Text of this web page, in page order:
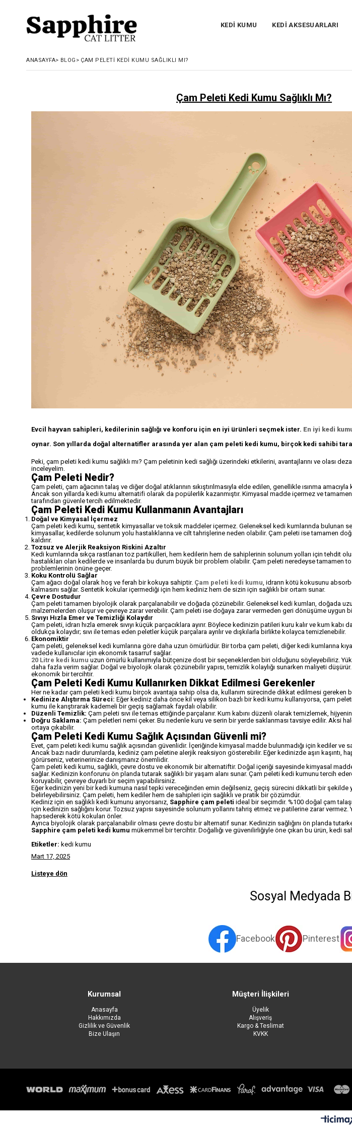
KEDİ KUMU KEDİ AKSESUARLARI
ANASAYFA> BLOG > ÇAM PELETI KEDI KUMU SAĞLIKLI MI?
Çam Peleti Kedi Kumu Sağlıklı Mı?
Evcil hayvan sahipleri, kedilerinin sağlığı ve konforu için en iyi ürünleri seçmek ister. En iyi kedi
oynar. Son yıllarda doğal alternatifler arasında yer alan çam peleti kedi kumu, birçok kedi sahibi
Peki, çam peleti kedi kumu sağlıklı mı? Çam peletinin kedi sağlığı üzerindeki etkilerini, avantajlarını ve olası
inceleyelim.
Çam Peleti Nedir?
Çam peleti, çam ağacının talaş ve diğer doğal atıklarının sıkıştırılmasıyla elde edilen, genellikle ısınma
Ancak son yıllarda kedi kumu alternatifi olarak da popülerlik kazanmıştır. Kimyasal madde içermez ve
tarafından güvenle tercih edilmektedir.
Çam Peleti Kedi Kumu Kullanmanın Avantajları
Doğal ve Kimyasal İçermez
Çam peleti kedi kumu, sentetik kimyasallar ve toksik maddeler içermez. Geleneksel kedi kumlarında bulunan
kimyasallar, kedilerde solunum yolu hastalıklarına ve cilt tahrişlerine neden olabilir. Çam peleti ise tamamen
kaldırır.
Tozsuz ve Alerjik Reaksiyon Riskini Azaltır
Kedi kumlarında sıkça rastlanan toz partikülleri, hem kedilerin hem de sahiplerinin solunum yolları için tehdit
hastalıkları olan kedilerde ve insanlarda bu durum büyük bir problem olabilir. Çam peleti neredeyse tamamen
problemlerinin önüne geçer.
Koku Kontrolü Sağlar
Çam ağacı doğal olarak hoş ve ferah bir kokuya sahiptir. Çam peleti kedi kumu , idrarın kötü kokusunu
kalmasını sağlar. Sentetik kokular içermediği için hem kediniz hem de sizin için sağlıklı bir ortam sunar.
Çevre Dostudur
Çam peleti tamamen biyolojik olarak parçalanabilir ve doğada çözünebilir. Geleneksel kedi kumları, doğada
malzemelerden oluşur ve çevreye zarar verebilir. Çam peleti ise doğaya zarar vermeden geri dönüşüme uygun
Sıvıyı Hızla Emer ve Temizliği Kolaydır
Çam peleti, idrarı hızla emerek sıvıyı küçük parçacıklara ayırır. Böylece kedinizin patileri kuru kalır ve kum kabı
oldukça kolaydır; sıvı ile temas eden peletler küçük parçalara ayrılır ve dışkılarla birlikte kolayca temizlenebilir.
Ekonomiktir
Çam peleti, geleneksel kedi kumlarına göre daha uzun ömürlüdür. Bir torba çam peleti, diğer kedi kumlarına
vadede kullanıcılar için ekonomik tasarruf sağlar.
20 Litre kedi kumu uzun ömürlü kullanımıyla bütçenize dost bir seçeneklerden biri olduğunu söyleyebiliriz.
daha fazla verim sağlar. Doğal ve biyolojik olarak çözünebilir yapısı, temizlik kolaylığı sunarken maliyeti
ekonomik bir tercihtir.
Çam Peleti Kedi Kumu Kullanırken Dikkat Edilmesi Gerekenler
Her ne kadar çam peleti kedi kumu birçok avantaja sahip olsa da, kullanım sürecinde dikkat edilmesi gereken
Kedinize Alıştırma Süreci: Eğer kediniz daha önce kil veya silikon bazlı bir kedi kumu kullanıyorsa, çam
kumu ile karıştırarak kademeli bir geçiş sağlamak faydalı olabilir.
Düzenli Temizlik: Çam peleti sıvı ile temas ettiğinde parçalanır. Kum kabını düzenli olarak temizlemek,
Doğru Saklama: Çam peletleri nemi çeker. Bu nedenle kuru ve serin bir yerde saklanması tavsiye edilir. Aksi
ortaya çıkabilir.
Çam Peleti Kedi Kumu Sağlık Açısından Güvenli mi?
Evet, çam peleti kedi kumu sağlık açısından güvenlidir. İçeriğinde kimyasal madde bulunmadığı için kediler ve
Ancak bazı nadir durumlarda, kediniz çam peletine alerjik reaksiyon gösterebilir. Eğer kedinizde aşırı kaşıntı,
görürseniz, veterinerinize danışmanız önemlidir.
Çam peleti kedi kumu, sağlıklı, çevre dostu ve ekonomik bir alternatiftir. Doğal içeriği sayesinde kimyasal
sağlar. Kedinizin konforunu ön planda tutarak sağlıklı bir yaşam alanı sunar. Çam peleti kedi kumunu tercih
koruyabilir, çevreye duyarlı bir seçim yapabilirsiniz.
Eğer kedinizin yeni bir kedi kumuna nasıl tepki vereceğinden emin değilseniz, geçiş sürecini dikkatli bir şekilde
belirleyebilirsiniz. Çam peleti, hem kediler hem de sahipleri için sağlıklı ve pratik bir çözümdür.
Kediniz için en sağlıklı kedi kumunu arıyorsanız, Sapphire çam peleti ideal bir seçimdir. %100 doğal çam
için kedinizin sağlığını korur. Tozsuz yapısı sayesinde solunum yollarını tahriş etmez ve patilerine zarar vermez.
hapsederek kötü kokuları önler.
Ayrıca biyolojik olarak parçalanabilir olması çevre dostu bir alternatif sunar. Kedinizin sağlığını ön planda
Sapphire çam peleti kedi kumu mükemmel bir tercihtir. Doğallığı ve güvenilirliğiyle öne çıkan bu ürün, kedi
Etiketler: kedi kumu
Mart 17, 2025
Listeye dön
Sosyal Medyada
Facebook Pinterest
Kurumsal
Anasayfa
Hakkımızda
Gizlilik ve Güvenlik
Bize Ulaşın
Müşteri İlişkileri
Üyelik
Alışveriş
Kargo & Teslimat
KVKK